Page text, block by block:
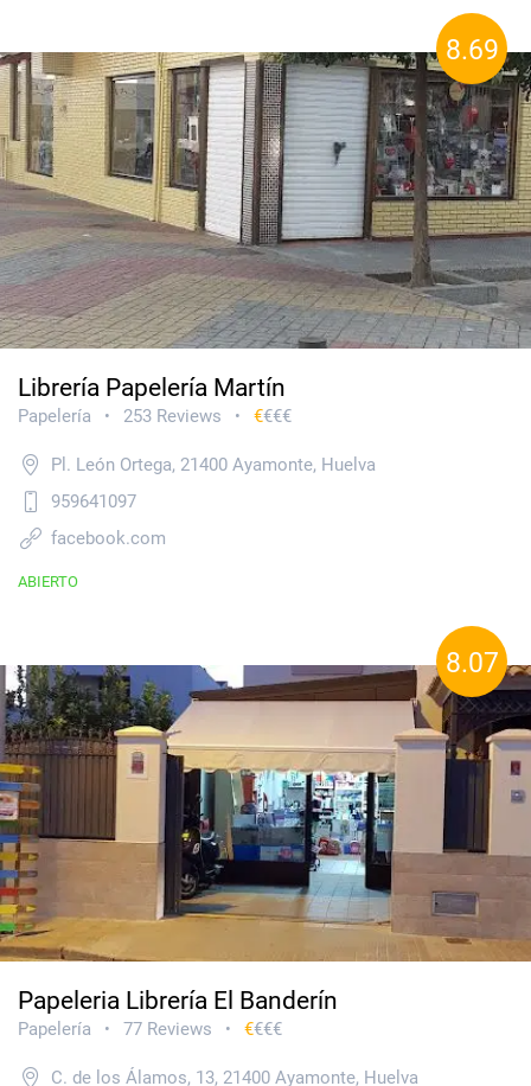
8.69
Librería Papelería Martín
Papelería • 253 Reviews • €€€€
Pl. León Ortega, 21400 Ayamonte, Huelva
959641097
facebook.com
ABIERTO
8.07
Papeleria Librería El Banderín
Papelería • 77 Reviews • €€€€
C. de los Álamos, 13, 21400 Ayamonte, Huelva